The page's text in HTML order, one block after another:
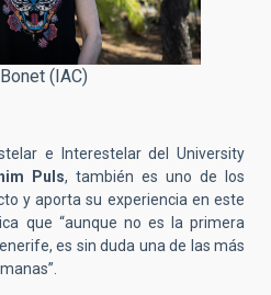
(IAC)
e Interestelar del University
Puls, también es uno de los
y aporta su experiencia en este
que “aunque no es la primera
es sin duda una de las más